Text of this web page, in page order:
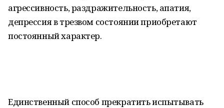
агрессивность, раздражительность, апатия,
депрессия в трезвом состоянии приобретают
постоянный характер.
Единственный способ прекратить испытывать